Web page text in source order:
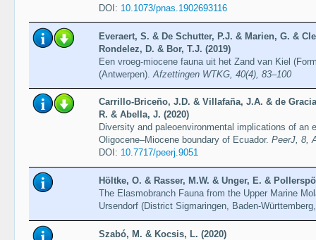
DOI: 10.1073/pnas.1902693116
Everaert, S. & De Schutter, P.J. & Marien, G. &
Rondelez, D. & Bor, T.J. (2019)
Een vroeg-miocene fauna uit het Zand van Kiel
(Antwerpen). Afzettingen WTKG, 40(4), 83–100
Carrillo-Briceño, J.D. & Villafaña, J.A. & de
R. & Abella, J. (2020)
Diversity and paleoenvironmental implications of an
Oligocene–Miocene boundary of Ecuador. PeerJ, 8,
DOI: 10.7717/peerj.9051
Höltke, O. & Rasser, M.W. & Unger, E. &
The Elasmobranch Fauna from the Upper Marine
Ursendorf (District Sigmaringen, Baden-
Szabó, M. & Kocsis, L. (2020)